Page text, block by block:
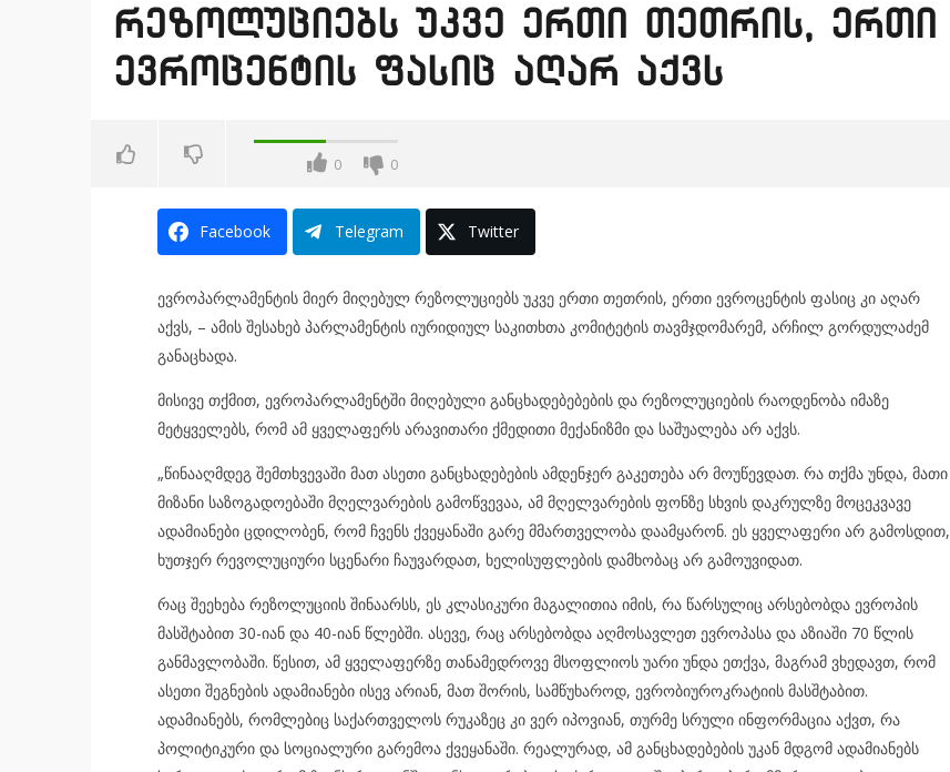
რეზოლუციებს უკვე ერთი თეთრის, ერთი
ევროცენტის ფასიც აღარ აქვს
0 0
Facebook Telegram Twitter
ევროპარლამენტის მიერ მიღებულ რეზოლუციებს უკვე ერთი თეთრის, ერთი ევროცენტის ფასიც კი აღარ
აქვს, – ამის შესახებ პარლამენტის იურიდიულ საკითხთა კომიტეტის თავმჯდომარემ, არჩილ გორდულაძემ
განაცხადა.
მისივე თქმით, ევროპარლამენტში მიღებული განცხადებებების და რეზოლუციების რაოდენობა იმაზე
მეტყველებს, რომ ამ ყველაფერს არავითარი ქმედითი მექანიზმი და საშუალება არ აქვს.
„წინააღმდეგ შემთხვევაში მათ ასეთი განცხადებების ამდენჯერ გაკეთება არ მოუწევდათ. რა თქმა უნდა, მათი
მიზანი საზოგადოებაში მღელვარების გამოწვევაა, ამ მღელვარების ფონზე სხვის დაკრულზე მოცეკვავე
ადამიანები ცდილობენ, რომ ჩვენს ქვეყანაში გარე მმართველობა დაამყარონ. ეს ყველაფერი არ გამოსდით,
ხუთჯერ რევოლუციური სცენარი ჩაუვარდათ, ხელისუფლების დამხობაც არ გამოუვიდათ.
რაც შეეხება რეზოლუციის შინაარსს, ეს კლასიკური მაგალითია იმის, რა წარსულიც არსებობდა ევროპის
მასშტაბით 30-იან და 40-იან წლებში. ასევე, რაც არსებობდა აღმოსავლეთ ევროპასა და აზიაში 70 წლის
განმავლობაში. წესით, ამ ყველაფერზე თანამედროვე მსოფლიოს უარი უნდა ეთქვა, მაგრამ ვხედავთ, რომ
ასეთი შეგნების ადამიანები ისევ არიან, მათ შორის, სამწუხაროდ, ევრობიუროკრატიის მასშტაბით.
ადამიანებს, რომლებიც საქართველოს რუკაზეც კი ვერ იპოვიან, თურმე სრული ინფორმაცია აქვთ, რა
პოლიტიკური და სოციალური გარემოა ქვეყანაში. რეალურად, ამ განცხადებების უკან მდგომ ადამიანებს